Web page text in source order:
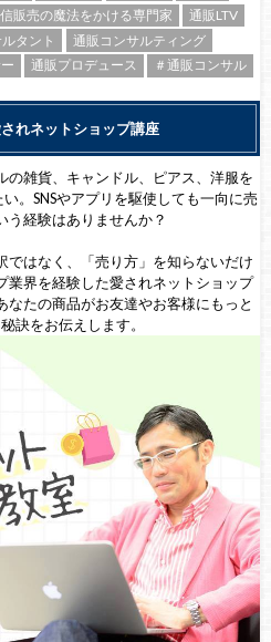
販売の魔法をかける専門家
通販LTV
タント
通販コンサルティング
通販プロデュース ＃通販コンサル
されネットショップ講座
の雑貨、キャンドル、ピアス、洋服を
。SNSやアプリを駆使しても一向に売
う経験はありませんか？
ではなく、「売り方」を知らないだけ
業界を経験した愛されネットショップ
なたの商品がお友達やお客様にもっと
訣をお伝えします。